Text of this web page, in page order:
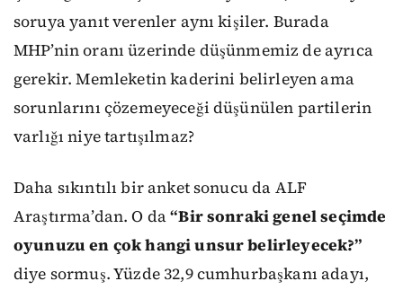
soruya yanıt verenler aynı kişiler. Burada
MHP’nin oranı üzerinde düşünmemiz de ayrıca
gerekir. Memleketin kaderini belirleyen ama
sorunlarını çözemeyeceği düşünülen partilerin
varlığı niye tartışılmaz?
Daha sıkıntılı bir anket sonucu da ALF
Araştırma’dan. O da“Bir sonraki genel seçimde
oyunuzu en çok hangi unsur belirleyecek?”
diye sormuş. Yüzde 32,9 cumhurbaşkanı adayı,